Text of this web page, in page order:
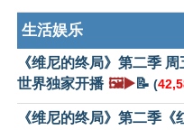
生活娱乐
《维尼的终局》第二季
世界独家开播 🖼️▶️📝 (
《维尼的终局》第二季《